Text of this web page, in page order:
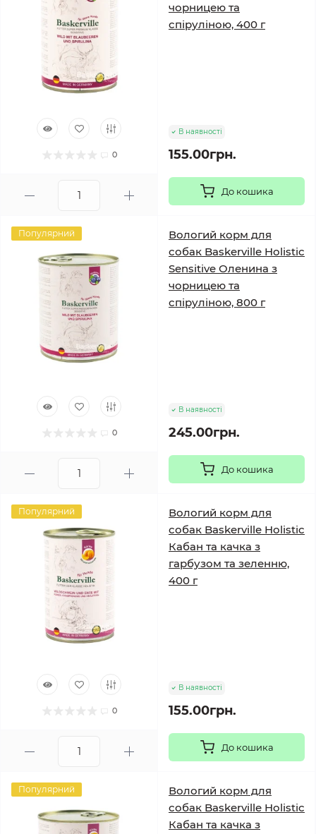
0
чорницею та
спіруліною, 400 г
В наявності
155.00грн.
До кошика
Популярний
0
Вологий корм для
собак Baskerville Holistic
Sensitive Оленина з
чорницею та
спіруліною, 800 г
В наявності
245.00грн.
До кошика
Популярний
0
Вологий корм для
собак Baskerville Holistic
Кабан та качка з
гарбузом та зеленню,
400 г
В наявності
155.00грн.
До кошика
Популярний
Вологий корм для
собак Baskerville Holistic
Кабан та качка з